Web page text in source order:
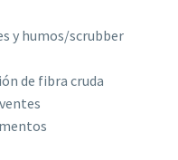
y humos/scrubber
de fibra cruda